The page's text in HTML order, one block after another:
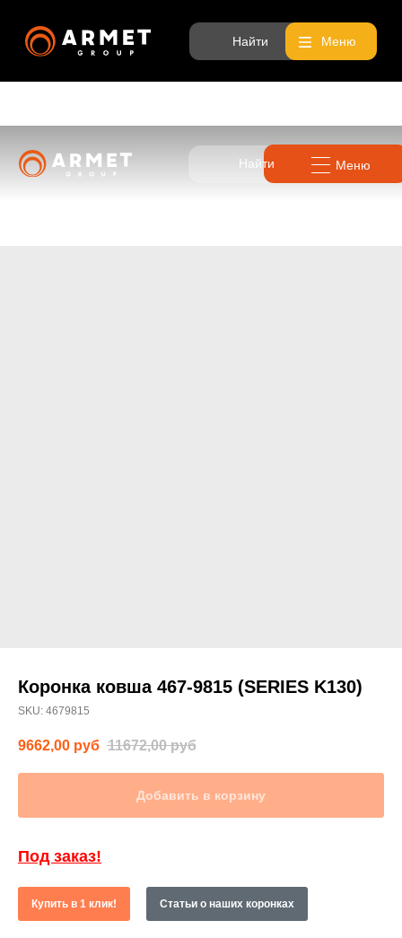
Найти
Коронка ковша 467-9815 (SERIES K130)
SKU: 4679815
9662,00 руб 11672,00 руб
Добавить в корзину
Под заказ!
Купить в 1 клик! Статьи о наших коронках